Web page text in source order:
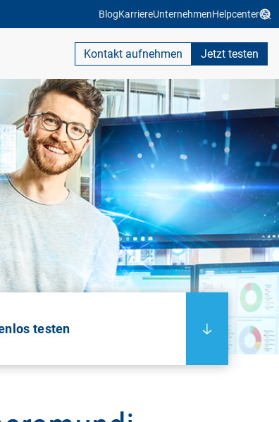
BlogKarriereUnternehmenHelpcenter
Kontakt aufnehmen Jetzt testen
testen